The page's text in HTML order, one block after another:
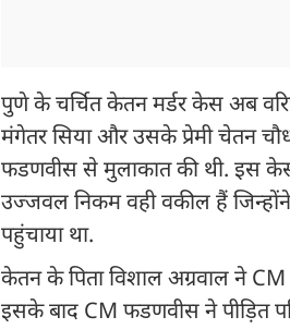
पुणे के चर्चित केतन मर्डर केस अब
मंगेतर सिया और उसके प्रेमी चेतन
फडणवीस से मुलाकात की थी. इस
उज्जवल निकम वही वकील हैं
पहुंचाया था.
केतन के पिता विशाल अग्रवाल ने
इसके बाद CM फडणवीस ने पीड़ित